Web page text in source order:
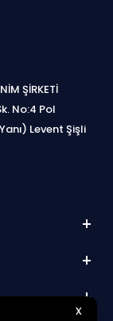
x
ŞİRKETİ
No:4 Pol
Levent Şişli